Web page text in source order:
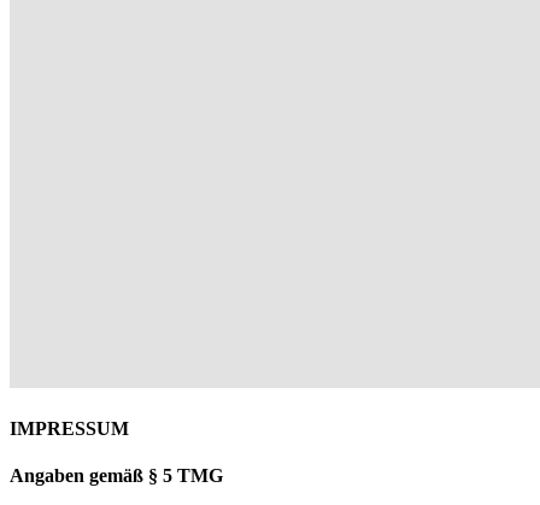
IMPRESSUM
Angaben gemäß § 5 TMG